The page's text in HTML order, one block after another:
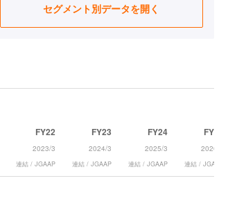
セグメント別データを開く
FY22
2023/3
連結 / JGAAP
FY23
2024/3
連結 / JGAAP
FY24
2025/3
連結 / JGAAP
FY25
2026/3
連結 / JGAAP